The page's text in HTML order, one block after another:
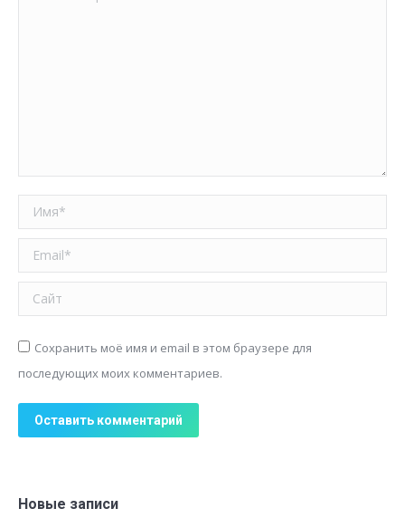
Имя *
Email *
Сайт
Сохранить моё имя и email в этом браузере для
последующих моих комментариев.
Оставить комментарий
Новые записи